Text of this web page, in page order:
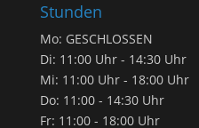
Stunden
Mo: GESCHLOSSEN
Di: 11:00 Uhr - 14:30 Uhr
Mi: 11:00 Uhr - 18:00 Uhr
Do: 11:00 - 14:30 Uhr
Fr: 11:00 - 18:00 Uhr